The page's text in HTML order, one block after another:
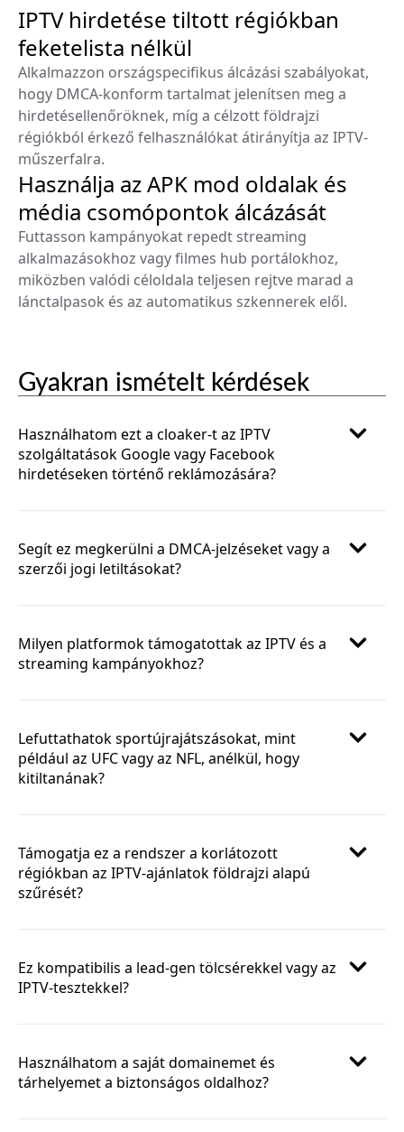
IPTV hirdetése tiltott régiókban
feketelista nélkül
Alkalmazzon országspecifikus álcázási szabályokat,
hogy DMCA-konform tartalmat jelenítsen meg a
hirdetésellenőröknek, míg a célzott földrajzi
régiókból érkező felhasználókat átirányítja az IPTV-
műszerfalra.
Használja az APK mod oldalak és
média csomópontok álcázását
Futtasson kampányokat repedt streaming
alkalmazásokhoz vagy filmes hub portálokhoz,
miközben valódi céloldala teljesen rejtve marad a
lánctalpasok és az automatikus szkennerek elől.
Gyakran ismételt kérdések
Használhatom ezt a cloaker-t az IPTV
szolgáltatások Google vagy Facebook
hirdetéseken történő reklámozására?
Segít ez megkerülni a DMCA-jelzéseket vagy a
szerzői jogi letiltásokat?
Milyen platformok támogatottak az IPTV és a
streaming kampányokhoz?
Lefuttathatok sportújrajátszásokat, mint
például az UFC vagy az NFL, anélkül, hogy
kitiltanának?
Támogatja ez a rendszer a korlátozott
régiókban az IPTV-ajánlatok földrajzi alapú
szűrését?
Ez kompatibilis a lead-gen tölcsérekkel vagy az
IPTV-tesztekkel?
Használhatom a saját domainemet és
tárhelyemet a biztonságos oldalhoz?